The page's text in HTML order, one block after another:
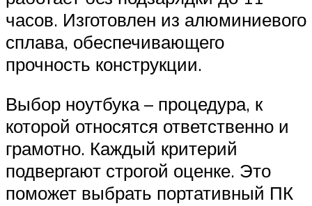
часов. Изготовлен из алюминиевого
сплава, обеспечивающего
прочность конструкции.
Выбор ноутбука – процедура, к
которой относятся ответственно и
грамотно. Каждый критерий
подвергают строгой оценке. Это
поможет выбрать портативный ПК